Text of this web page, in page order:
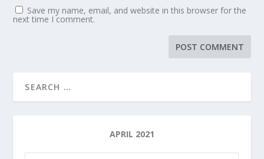
Save my name, email, and website in this browser for the
next time I comment.
APRIL 2021